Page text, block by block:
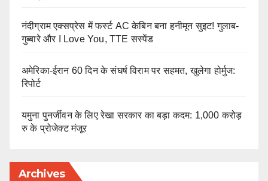
नंदीग्राम एक्सप्रेस में फर्स्ट AC केबिन बना हनीमून सुइट! गुलाब-
गुब्बारे और I Love You, TTE सस्पेंड
अमेरिका-ईरान 60 दिन के संघर्ष विराम पर सहमत, खुलेगा होर्मुज:
रिपोर्ट
यमुना पुनर्जीवन के लिए रेखा सरकार का बड़ा कदम: 1,000 करोड़
रु के प्रोजेक्ट मंजूर
Archives